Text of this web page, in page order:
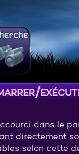
dans le
directement
selon cette